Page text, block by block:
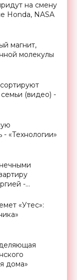
на смену
Honda, NASA
магнит,
молекулы
(видео) -
«Технологии»
-
«Утес»:
дома»